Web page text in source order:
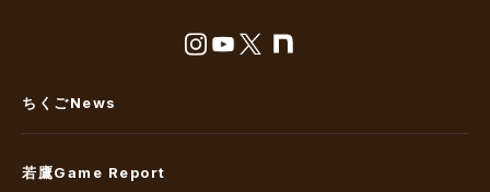
ちくごNews
若鷹Game Report